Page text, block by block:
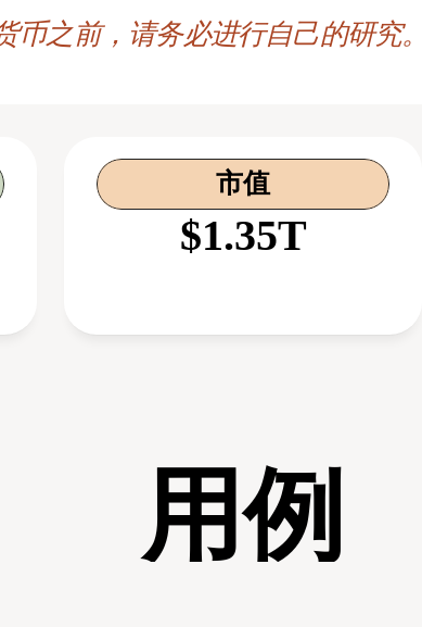
币之前，请务必进行自己的研究。
市值
$1.35T
用例